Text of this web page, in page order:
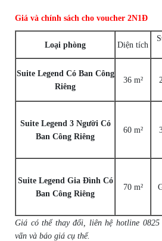
Giá và chính sách cho voucher 2N1Đ
Loại phòng Diện tích
Suite Legend Có Ban Công
Riêng
36 m²
Suite Legend 3 Người Có
Ban Công Riêng
60 m²
Suite Legend Gia Đình Có
Ban Công Riêng
70 m²
Giá có thể thay đổi, liên hệ hotline
vấn và báo giá cụ thể.